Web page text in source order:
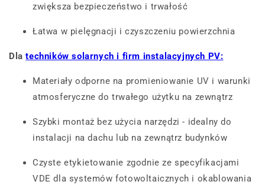
zwiększa bezpieczeństwo i trwałość
Łatwa w pielęgnacji i czyszczeniu powierzchnia
Dlatechników solarnych i firm instalacyjnych PV:
Materiały odporne na promieniowanie UV i warunki
atmosferyczne do trwałego użytku na zewnątrz
Szybki montaż bez użycia narzędzi - idealny do
instalacji na dachu lub na zewnątrz budynków
Czyste etykietowanie zgodnie ze specyfikacjami
VDE dla systemów fotowoltaicznych i okablowania